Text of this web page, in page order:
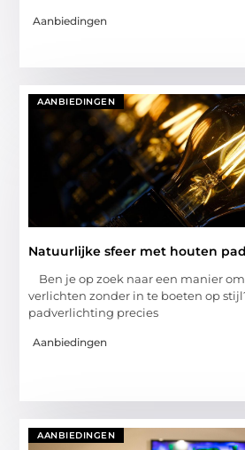
Aanbiedingen
AANBIEDINGEN
Natuurlijke sfeer met houten
Ben je op zoek naar een manier
verlichten zonder in te boeten op
padverlichting precies
Aanbiedingen
AANBIEDINGEN